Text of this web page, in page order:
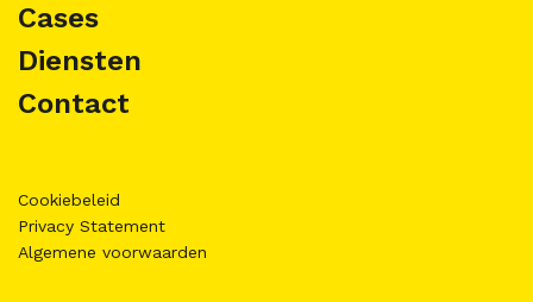
Cases
Diensten
Contact
Cookiebeleid
Privacy Statement
Algemene voorwaarden